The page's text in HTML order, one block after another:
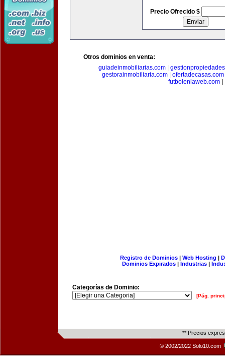
Precio Ofrecido $
Otros dominios en venta:
guiadeinmobiliarias.com|
gestorainmobiliaria.com| ofertadecasas.com
futbolenlaweb.com|
Registro de Dominios| Web Hosting |
Dominios Expirados | Industrias |
Categorías de Dominio:
[Pág.
** Precios
© 2002/2022 Solo10.com